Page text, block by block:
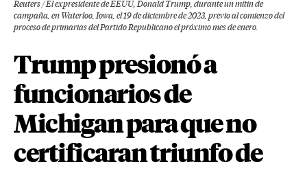
Reuters / El expresidente de EEUU, Donald Trump, durante un mitin de
campaña, en Waterloo, Iowa, el 19 de diciembre de 2023, previo al comienzo del
proceso de primarias del Partido Republicano el próximo mes de enero.
Trump presionó a
funcionarios de
Michigan para que no
certificaran triunfo de